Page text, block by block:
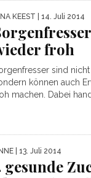
KEEST | 14. Juli 2014
froh
sind nicht
können auch
machen. Dabei
| 13. Juli 2014
gesunde